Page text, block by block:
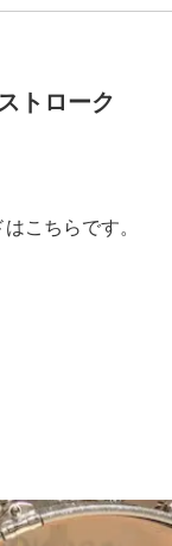
トローク
こちらです。